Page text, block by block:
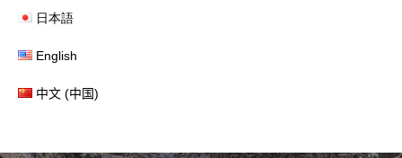
日本語
English
中文 (中国)